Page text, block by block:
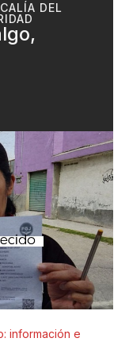
DEL
información e